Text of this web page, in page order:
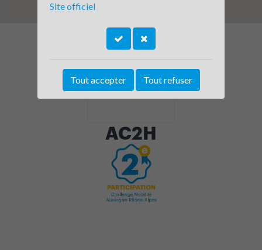
AC2H
Site officiel
Tout accepter Tout refuser